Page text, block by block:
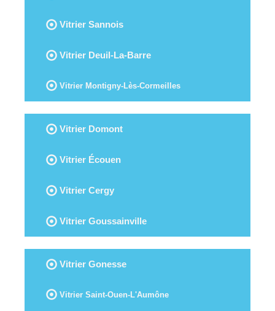
Vitrier Sannois
Vitrier Deuil-La-Barre
Vitrier Montigny-Lès-Cormeilles
Vitrier Domont
Vitrier Écouen
Vitrier Cergy
Vitrier Goussainville
Vitrier Gonesse
Vitrier Saint-Ouen-L'Aumône